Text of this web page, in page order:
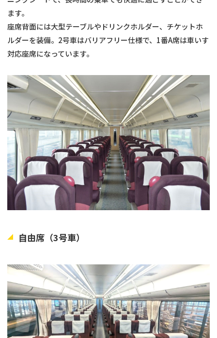
ます。
座席背面には大型テーブルやドリンクホルダー、チケットホ
ルダーを装備。2号車はバリアフリー仕様で、1番A席は車いす
対応座席になっています。
自由席（3号車）